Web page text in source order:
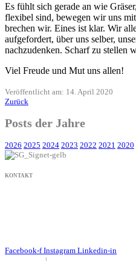
Es fühlt sich gerade an wie
flexibel sind, bewegen wir uns
brechen wir. Eines ist klar. Wir
aufgefordert, über uns selber,
nachzudenken. Scharf zu stellen
Viel Freude und Mut uns allen!
Veröffentlicht am: 14. April 2020
Zurück
Posts der Jahre
2026 2025 2024 2023 2022 2021 2020
KONTAKT
Facebook-f Instagram Linkedin-in